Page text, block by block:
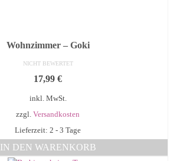
Wohnzimmer – Goki
NICHT BEWERTET
17,99 €
inkl. MwSt.
zzgl. Versandkosten
Lieferzeit: 2 - 3 Tage
IN DEN WARENKORB